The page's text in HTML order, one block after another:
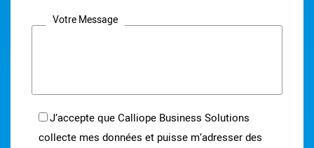
Votre Message
J’accepte que Calliope Business Solutions
collecte mes données et puisse m’adresser des